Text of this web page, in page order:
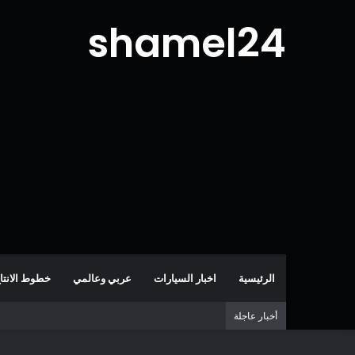
shamel24
الرئيسية اخبار السيارات عربي وعالمي خطوط
أخبار عاجلة